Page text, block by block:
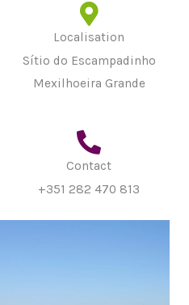
Localisation
Sítio do Escampadinho
Mexilhoeira Grande
Contact
+351 282 470 813